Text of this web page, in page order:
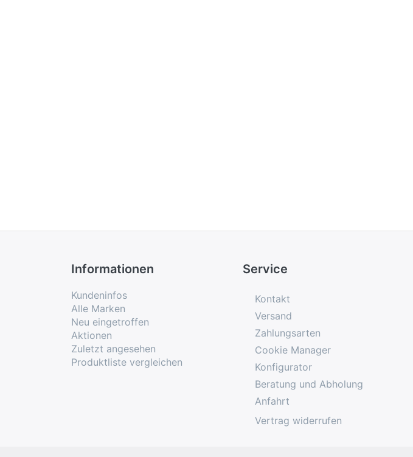
Informationen
Kundeninfos
Alle Marken
Neu eingetroffen
Aktionen
Zuletzt angesehen
Produktliste vergleichen
Service
Kontakt
Versand
Zahlungsarten
Cookie Manager
Konfigurator
Beratung und Abholung
Anfahrt
Vertrag widerrufen